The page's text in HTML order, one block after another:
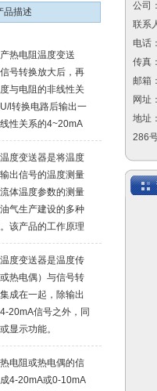
品描述
热电阻温度变送
号转换放大后，再
与电阻的非线性关
l转换电路后输出一
性关系的4~20mA
度变送器是将温度
出信号的温度测量
体温度参数的测量
气生产建设的多种
该产品的工作原理
热电阻作为测温元
出信号送到变送器
波、运算放大、非
压/电流）转换、恒
路处理后，转换成
的 4~20mA 电流信
信号输出。
度变送器是温度传
热电偶）与信号转
成在一起，除输出
20mA信号之外，同
显示功能。
电阻或热电偶的信
4-20mA或0-10mA
公司
联系
电话
传真
邮箱
网址：
地址
286